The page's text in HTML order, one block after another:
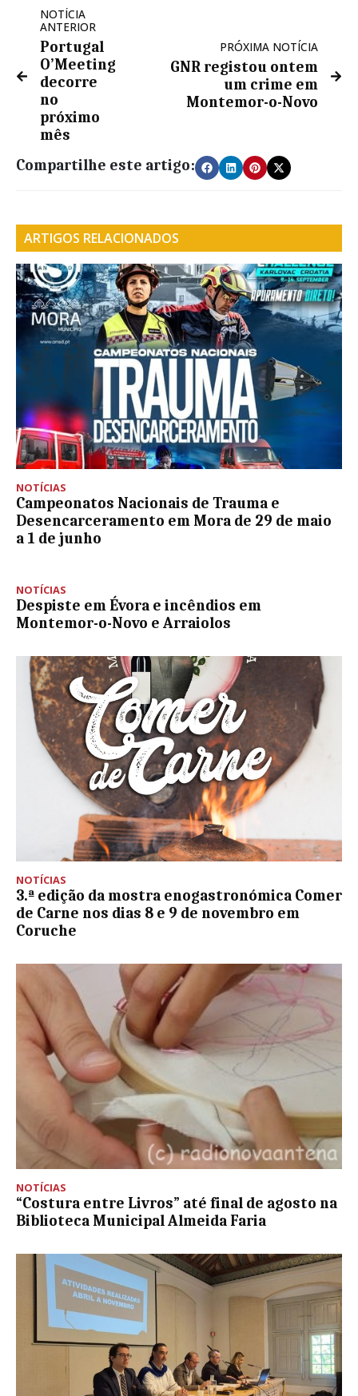
NOTÍCIA
ANTERIOR
Portugal
O’Meeting
decorre
no
próximo
mês
PRÓXIMA NOTÍCIA
GNR registou ontem
um crime em
Montemor-o-Novo
Compartilhe este artigo:
ARTIGOS RELACIONADOS
NOTÍCIAS
Campeonatos Nacionais de Trauma e
Desencarceramento em Mora de 29 de maio
a 1 de junho
NOTÍCIAS
Despiste em Évora e incêndios em
Montemor-o-Novo e Arraiolos
NOTÍCIAS
3.ª edição da mostra enogastronómica Comer
de Carne nos dias 8 e 9 de novembro em
Coruche
NOTÍCIAS
“Costura entre Livros” até final de agosto na
Biblioteca Municipal Almeida Faria